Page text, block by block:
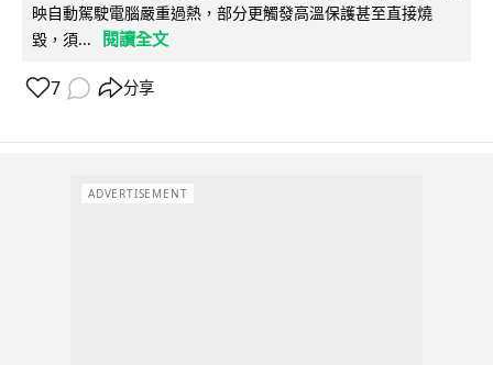
映自動駕駛電腦嚴重過熱，部分更觸發高溫保護甚至直接燒
毀，須...
閱讀全文
7 分享
ADVERTISEMENT